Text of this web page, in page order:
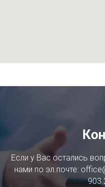
Если у Вас остались
нами по эл.почте:
903